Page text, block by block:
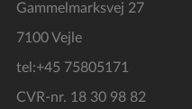
Gammelmarksvej 27
7100 Vejle
tel:+45 75805171
CVR-nr. 18 30 98 82